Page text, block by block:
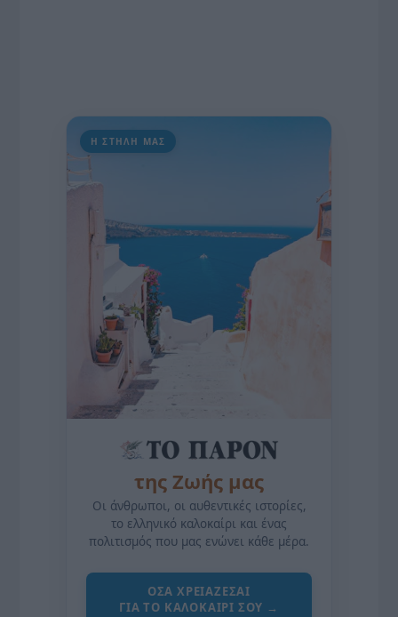
Η ΣΤΗΛΗ ΜΑΣ
της Ζωής μας
Οι άνθρωποι, οι αυθεντικές ιστορίες,
το ελληνικό καλοκαίρι και ένας
πολιτισμός που μας ενώνει κάθε μέρα.
ΌΣΑ ΧΡΕΙΆΖΕΣΑΙ
ΓΙΑ ΤΟ ΚΑΛΟΚΑΊΡΙ ΣΟΥ →